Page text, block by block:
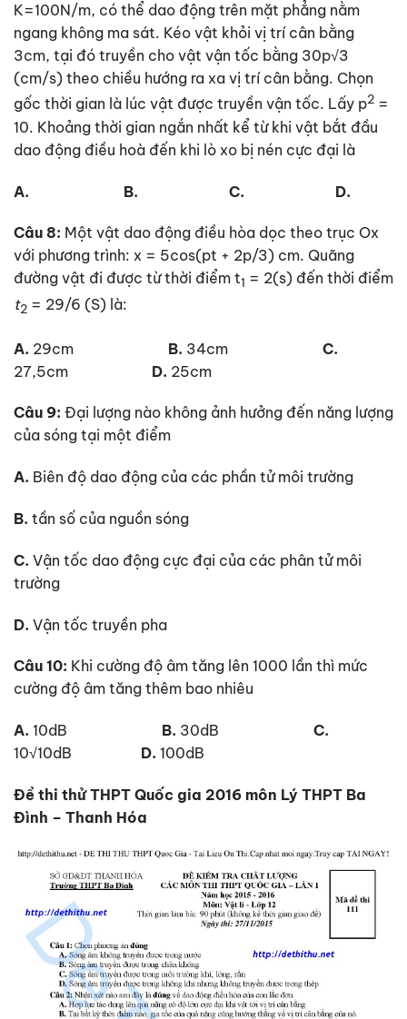
K=100N/m, có thể dao động trên mặt phẳng nằm
ngang không ma sát. Kéo vật khỏi vị trí cân bằng
3cm, tại đó truyền cho vật vận tốc bằng 30p√3
(cm/s) theo chiều hướng ra xa vị trí cân bằng. Chọn
gốc thời gian là lúc vật được truyền vận tốc. Lấy p2 =
10. Khoảng thời gian ngắn nhất kể từ khi vật bắt đầu
dao động điều hoà đến khi lò xo bị nén cực đại là
A. B. C. D.
Câu 8: Một vật dao động điều hòa dọc theo trục Ox
với phương trình: x = 5cos(pt + 2p/3) cm. Quãng
đường vật đi được từ thời điểm t1 = 2(s) đến thời điểm
t2 = 29/6 (S) là:
A. 29cm B. 34cm C.
27,5cm D. 25cm
Câu 9: Đại lượng nào không ảnh hưởng đến năng lượng
của sóng tại một điểm
A. Biên độ dao động của các phần tử môi trường
B. tần số của nguồn sóng
C. Vận tốc dao động cực đại của các phân tử môi
trường
D. Vận tốc truyền pha
Câu 10: Khi cường độ âm tăng lên 1000 lần thì mức
cường độ âm tăng thêm bao nhiêu
A. 10dB B. 30dB C.
10√10dB D. 100dB
Đề thi thử THPT Quốc gia 2016 môn Lý THPT Ba
Đình – Thanh Hóa